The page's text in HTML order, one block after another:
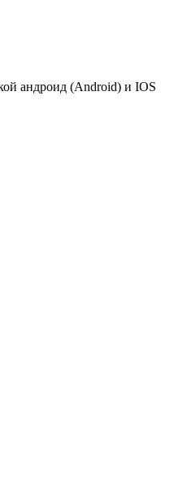
андроид (Android) и IOS